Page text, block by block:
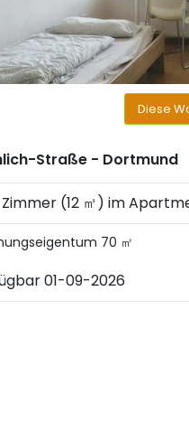
Diese
Straße - Dortmund
(12 ㎡) im
70 ㎡
01-09-2026